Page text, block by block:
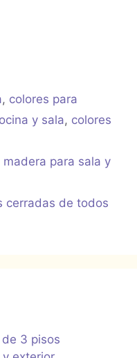
, colores para
y sala, colores
para sala y
cerradas de todos
3 pisos